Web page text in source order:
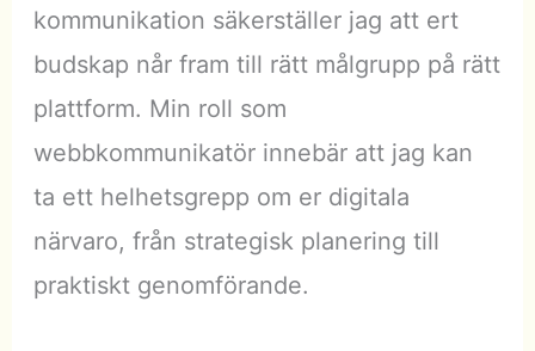
kommunikation säkerställer jag att ert
budskap når fram till rätt målgrupp på rätt
plattform. Min roll som
webbkommunikatör innebär att jag kan
ta ett helhetsgrepp om er digitala
närvaro, från strategisk planering till
praktiskt genomförande.